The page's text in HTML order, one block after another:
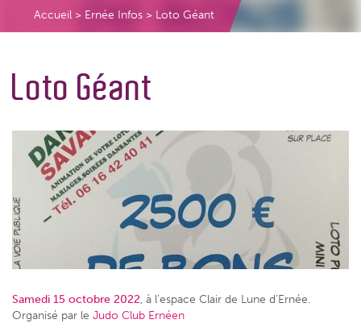
Accueil > Ernée Infos > Loto Géant
Loto Géant
Samedi 15 octobre 2022, à l’espace Clair de Lune d’Ernée.
Organisé par le Judo Club Ernéen